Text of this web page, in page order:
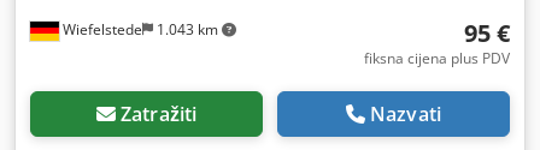
Wiefelstede 1.043 km 95 €
fiksna cijena plus PDV
Zatražiti Nazvati